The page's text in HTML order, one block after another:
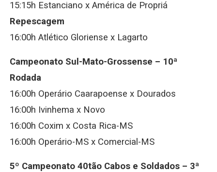
15:15h Estanciano x América de Propriá
Repescagem
16:00h Atlético Gloriense x Lagarto
Campeonato Sul-Mato-Grossense – 10ª
Rodada
16:00h Operário Caarapoense x Dourados
16:00h Ivinhema x Novo
16:00h Coxim x Costa Rica-MS
16:00h Operário-MS x Comercial-MS
5º Campeonato 40tão Cabos e Soldados – 3ª